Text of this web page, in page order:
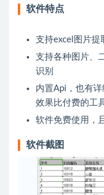
软件特点
支持excel图片提
支持各种图片、
识别
内置Api，也有
效果比付费的工
软件免费使用，
软件截图